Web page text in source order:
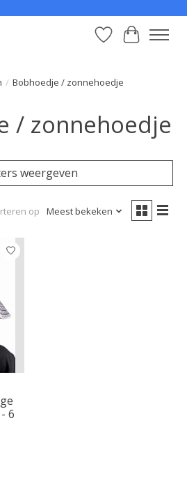
Verlanglijst
/ Bobhoedje / zonnehoedje
/ zonnehoedje
weergeven
op Meest bekeken
6